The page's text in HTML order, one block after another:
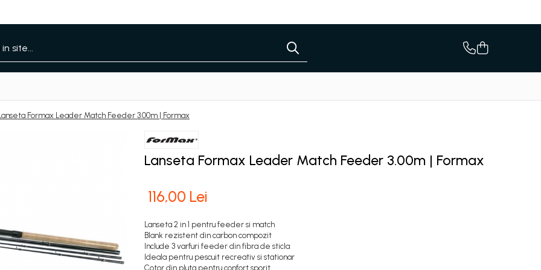
Formax Leader Match Feeder 3.00m | Formax
Lanseta Formax Leader Match Feeder 3.00m | Formax
116,00 Lei
Lanseta 2 in 1 pentru feeder si match
Blank rezistent din carbon compozit
Include 3 varfuri feeder din fibra de sticla
Ideala pentru pescuit recreativ si stationar
Cotor din pluta pentru confort sporit